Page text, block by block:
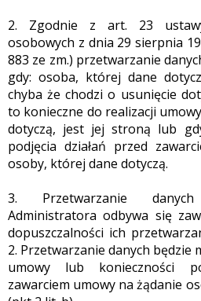
2. Zgodnie z art. 23
osobowych z dnia 29 sierpnia
883 ze zm.) przetwarzanie
gdy: osoba, której dane
chyba że chodzi o usunięcie
to konieczne do realizacji
dotyczą, jest jej stroną lub
podjęcia działań przed
osoby, której dane dotyczą.
3. Przetwarzanie
Administratora odbywa się
dopuszczalności ich
2. Przetwarzanie danych będzie
umowy lub konieczności
zawarciem umowy na żądanie